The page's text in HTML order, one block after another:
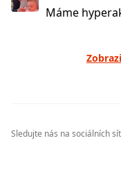
Máme
Sledujte nás na sociálních